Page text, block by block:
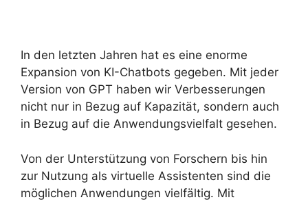
In den letzten Jahren hat es eine enorme
Expansion von KI-Chatbots gegeben. Mit jeder
Version von GPT haben wir Verbesserungen
nicht nur in Bezug auf Kapazität, sondern auch
in Bezug auf die Anwendungsvielfalt gesehen.
Von der Unterstützung von Forschern bis hin
zur Nutzung als virtuelle Assistenten sind die
möglichen Anwendungen vielfältig. Mit